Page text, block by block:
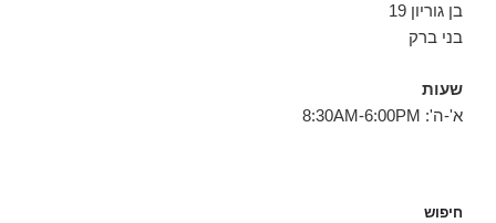
בן גוריון 19
בני ברק
שעות
א'-ה': 8:30AM-6:00PM
חיפוש